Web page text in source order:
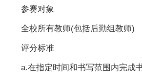
参赛对象
全校所有教师(包括后勤组教师)
评分标准
a.在指定时间和书写范围内完成